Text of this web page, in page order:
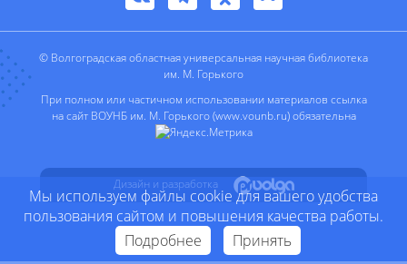
© Волгоградская областная универсальная научная библиотека
им. М. Горького
При полном или частичном использовании материалов ссылка
на сайт ВОУНБ им. М. Горького (www.vounb.ru) обязательна
Дизайн и разработка
Мы используем файлы cookie для вашего удобства
пользования сайтом и повышения качества работы.
Подробнее
Принять